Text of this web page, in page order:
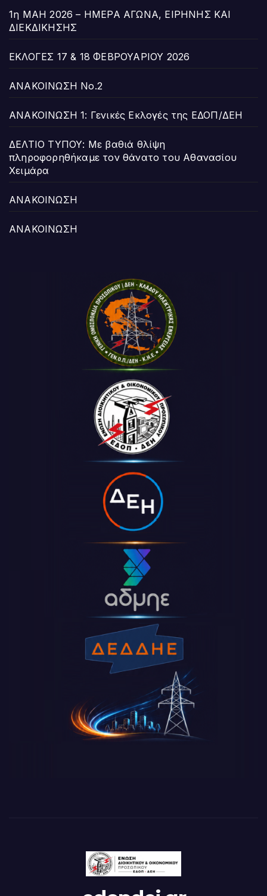
1η ΜΑΗ 2026 – ΗΜΕΡΑ ΑΓΩΝΑ, ΕΙΡΗΝΗΣ ΚΑΙ
ΔΙΕΚΔΙΚΗΣΗΣ
ΕΚΛΟΓΕΣ 17 & 18 ΦΕΒΡΟΥΑΡΙΟΥ 2026
ΑΝΑΚΟΙΝΩΣΗ Νο.2
ΑΝΑΚΟΙΝΩΣΗ 1: Γενικές Εκλογές της ΕΔΟΠ/ΔΕΗ
ΔΕΛΤΙΟ ΤΥΠΟΥ: Με βαθιά θλίψη
πληροφορηθήκαμε τον θάνατο του Αθανασίου
Χειμάρα
ΑΝΑΚΟΙΝΩΣΗ
ΑΝΑΚΟΙΝΩΣΗ